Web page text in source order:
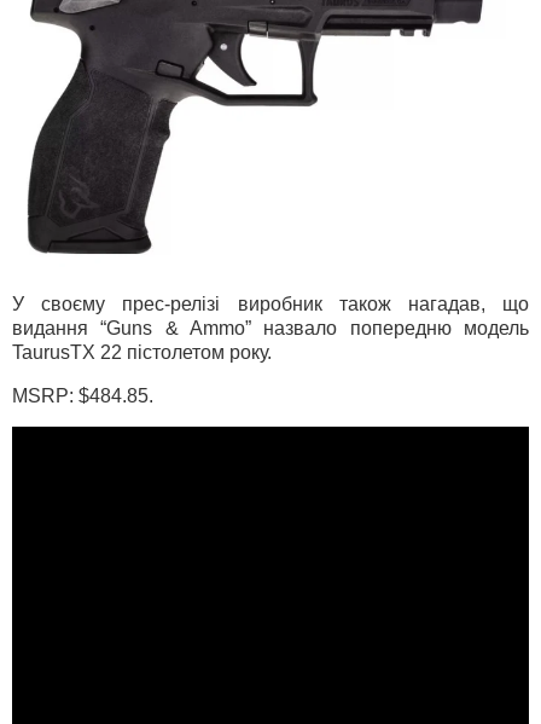
У своєму прес-релізі виробник також нагадав, що
видання “Guns & Ammo” назвало попередню модель
TaurusTX 22 пістолетом року.
MSRP: $484.85.